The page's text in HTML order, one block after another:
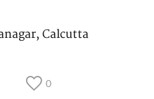
Calcutta
0